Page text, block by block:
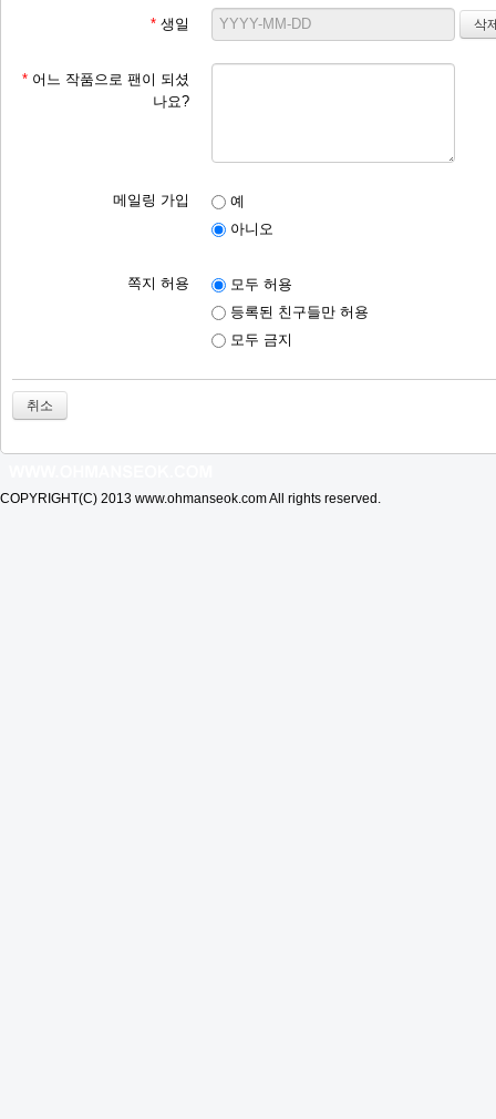
* 생일
* 어느 작품으로 팬이 되셨
나요?
메일링 가입
예
아니오
쪽지 허용
모두 허용
등록된 친구들만 허용
모두 금지
취소
COPYRIGHT(C) 2013 www.ohmanseok.com All rights reserved.